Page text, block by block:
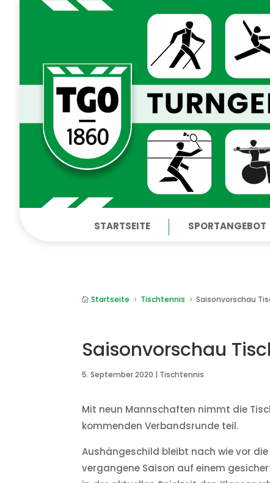
STARTSEITE SPORTANGEBOT
 Startseite 5 Tischtennis 5 Saisonvorschau
Saisonvorschau
5. September 2020 | Tischtennis
Mit neun Mannschaften nimmt die
kommenden Verbandsrunde teil.
Aushängeschild bleibt nach wie vor
vergangene Saison auf einem